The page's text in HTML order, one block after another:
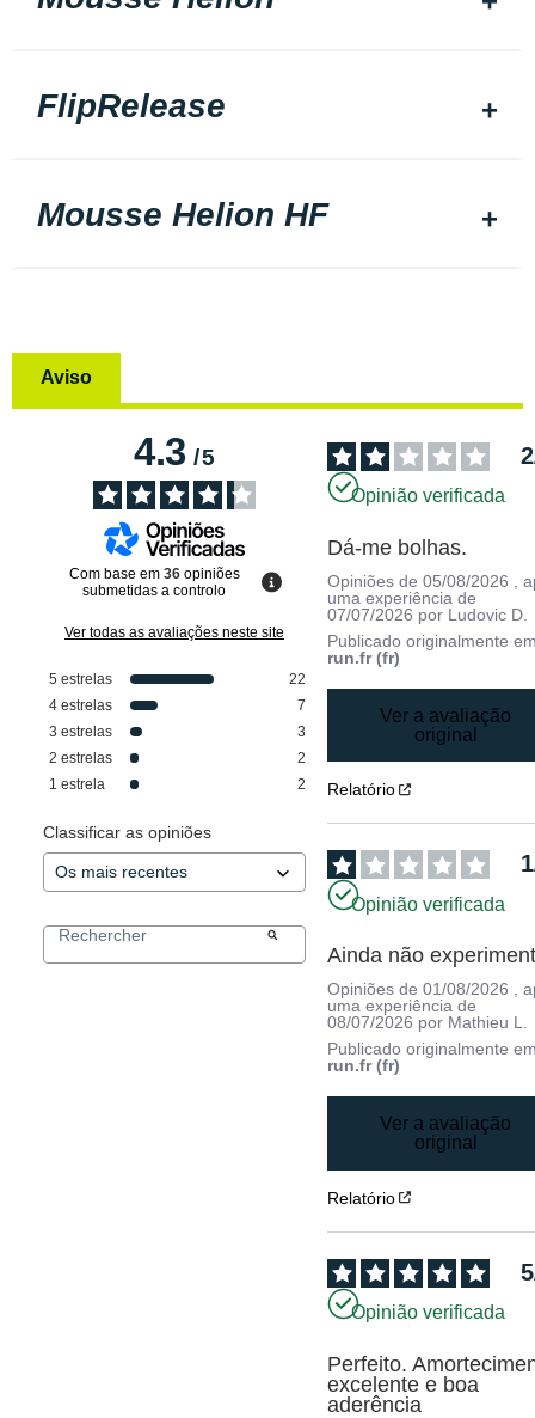
FlipRelease
Mousse Helion HF
Aviso
4.3/5
Com base em 36 opiniões
submetidas a controlo
Ver todas as avaliações neste site
5 estrelas
22
4 estrelas
7
3 estrelas
3
2 estrelas
2
1 estrela 2
Classificar as opiniões
2
Opinião verificada
Dá-me bolhas.
Opiniões de05/08/2026
,
uma experiência de
07/07/2026 por Ludovic D.
Publicado originalmente
run.fr (fr)
Ver a avaliação
original
Relatório
1
Opinião verificada
Ainda não
Opiniões de01/08/2026 ,
uma experiência de
08/07/2026 por Mathieu L.
Publicado originalmente
run.fr (fr)
Ver a avaliação
original
Relatório
5
Opinião verificada
Perfeito.
excelente e boa
aderência